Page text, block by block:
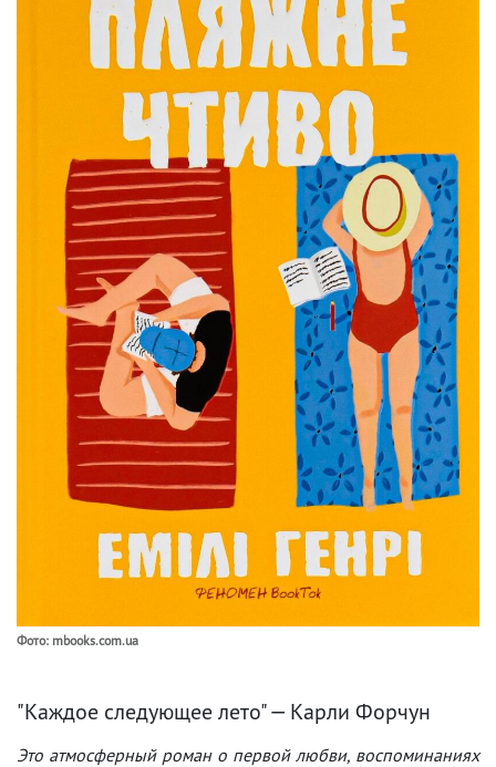
Фото: mbooks.com.ua
"Каждое следующее лето" — Карли Форчун
Это атмосферный роман о первой любви, воспоминаниях